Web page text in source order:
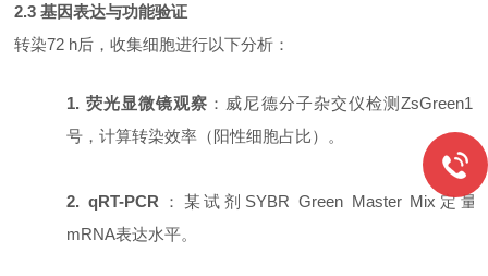
2.3 基因表达与功能验证
转染72 h后，收集细胞进行以下分析：
1. 荧光显微镜观察 ：威尼德分子杂交仪检测ZsGreen1
号，计算转染效率（阳性细胞占比）。
2. qRT-PCR ：某试剂 SYBR Green Master Mix定量
mRNA表达水平。